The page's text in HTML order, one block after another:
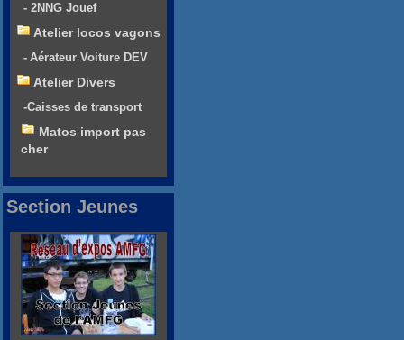
- 2NNG Jouef
Atelier locos vagons
- Aérateur Voiture DEV
Atelier Divers
-Caisses de transport
Matos import pas
cher
Section Jeunes